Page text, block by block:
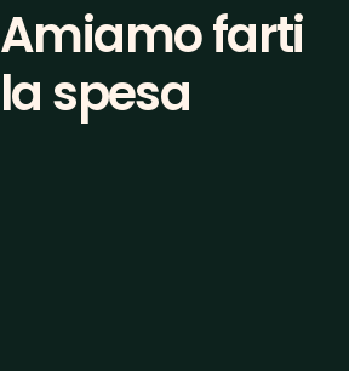
Amiamo farti
la spesa